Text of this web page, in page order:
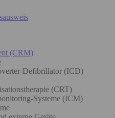
(CRM)
Defibrillator (ICD)
(CRT)
Systeme (ICM)